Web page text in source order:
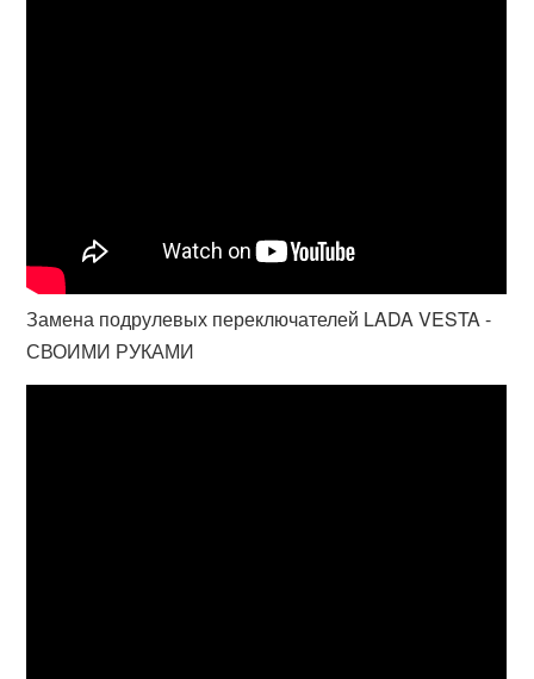
Замена подрулевых переключателей LADA VESTA -
СВОИМИ РУКАМИ